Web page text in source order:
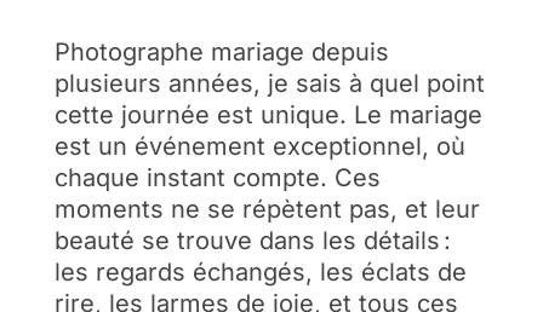
Photographe mariage depuis
plusieurs années, je sais à quel point
cette journée est unique. Le mariage
est un événement exceptionnel, où
chaque instant compte. Ces
moments ne se répètent pas, et leur
beauté se trouve dans les détails :
les regards échangés, les éclats de
rire, les larmes de joie, et tous ces